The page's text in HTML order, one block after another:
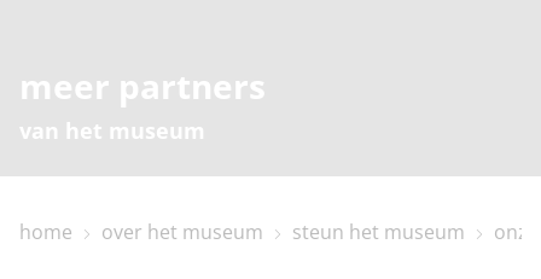
home
meer partners
van het museum
home over het museum steun het museum